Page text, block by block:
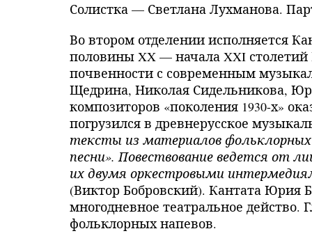
Солистка — Светлана Лухманова.
Во втором отделении исполняется
половины XX — начала XXI
почвенности с современным
Щедрина, Николая Сидельникова,
композиторов «поколения 1930-х»
погрузился в древнерусское
тексты из материалов фольклорных
песни». Повествование ведется от
их двумя оркестровыми
(Виктор Бобровский). Кантата Юрия
многодневное театральное действо.
фольклорных напевов.